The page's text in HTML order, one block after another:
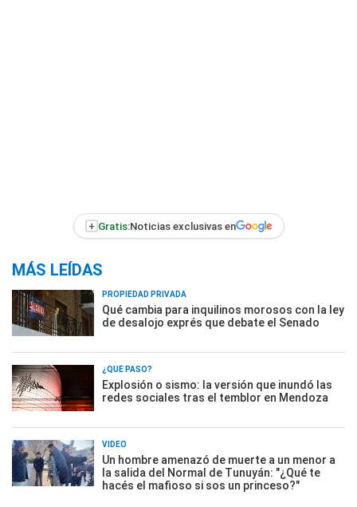
+ Gratis:Noticias exclusivas en
MÁS LEÍDAS
PROPIEDAD PRIVADA
Qué cambia para inquilinos morosos con la ley
de desalojo exprés que debate el Senado
¿QUÉ PASÓ?
Explosión o sismo: la versión que inundó las
redes sociales tras el temblor en Mendoza
VIDEO
Un hombre amenazó de muerte a un menor a
la salida del Normal de Tunuyán: "¿Qué te
hacés el mafioso si sos un princeso?"